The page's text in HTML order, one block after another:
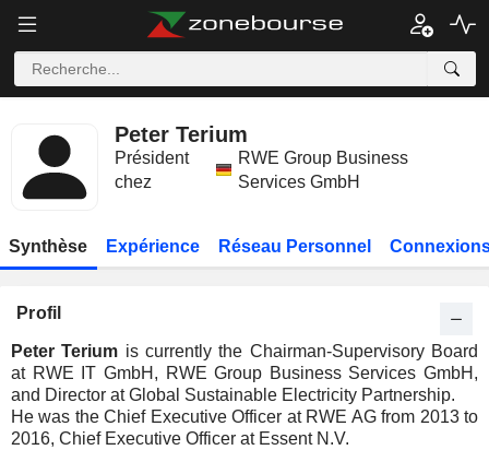
Peter Terium
Président
chez
RWE Group Business
Services GmbH
Synthèse Expérience Réseau Personnel
Profil
Peter Terium is currently the Chairman-Supervisory Board
at RWE IT GmbH, RWE Group Business Services GmbH,
and Director at Global Sustainable Electricity Partnership.
He was the Chief Executive Officer at RWE AG from 2013 to
2016, Chief Executive Officer at Essent N.V.